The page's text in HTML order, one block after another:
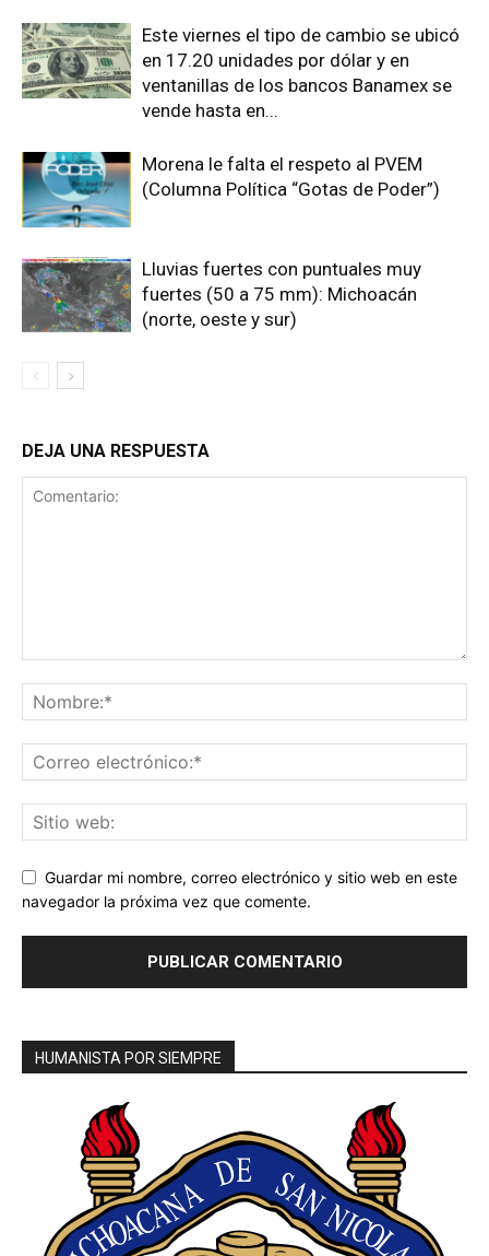
Este viernes el tipo de cambio se ubicó
en 17.20 unidades por dólar y en
ventanillas de los bancos Banamex se
vende hasta en...
Morena le falta el respeto al PVEM
(Columna Política “Gotas de Poder”)
Lluvias fuertes con puntuales muy
fuertes (50 a 75 mm): Michoacán
(norte, oeste y sur)
DEJA UNA RESPUESTA
Guardar mi nombre, correo electrónico y sitio web en este
navegador la próxima vez que comente.
HUMANISTA POR SIEMPRE